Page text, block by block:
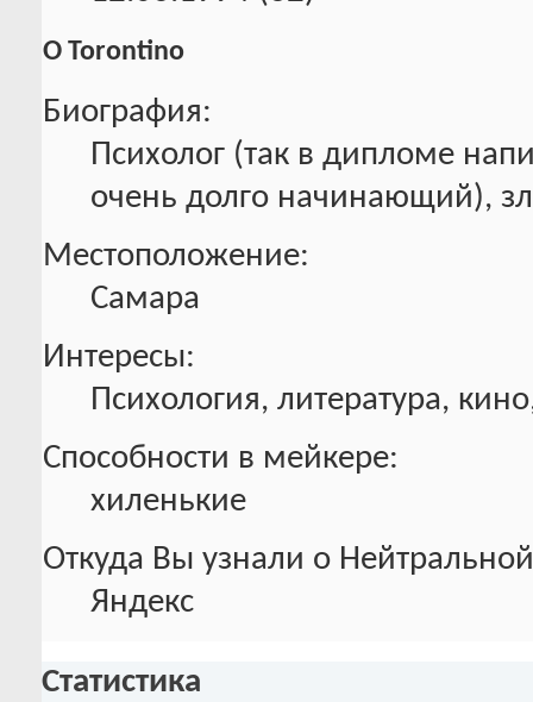
О Torontino
Биография:
Психолог (так в дипломе
очень долго начинающий),
Местоположение:
Самара
Интересы:
Психология, литература,
Способности в мейкере:
хиленькие
Откуда Вы узнали о
Яндекс
Статистика